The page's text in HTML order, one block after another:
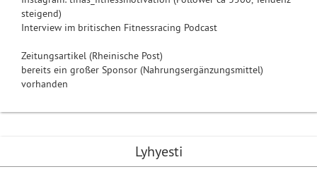
Lyhyesti
steigend)
Interview im britischen Fitnessracing Podcast
Zeitungsartikel (Rheinische Post)
bereits ein großer Sponsor (Nahrungsergänzungsmittel)
vorhanden